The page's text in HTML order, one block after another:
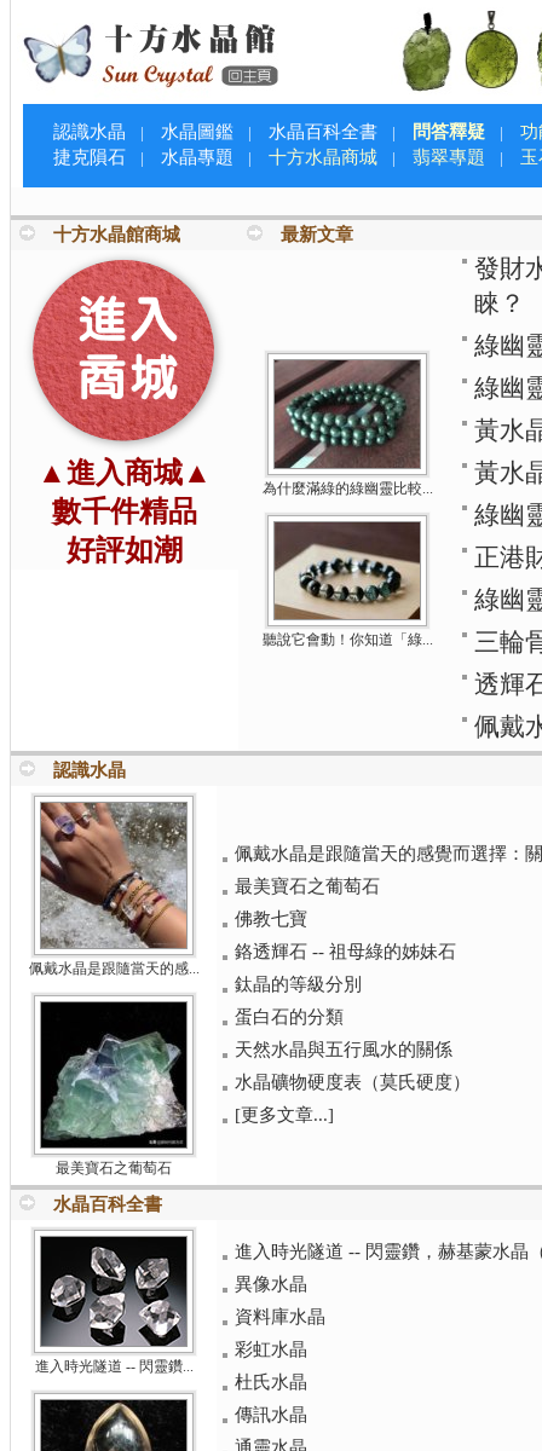
認識水晶 | 水晶圖鑑 | 水晶百科全書 | 問答釋疑 |
功
捷克隕石
| 水晶專題 | 十方水晶商城 | 翡翠專題 |
十方水晶館商城
▲進入商城▲
數千件精品
好評如潮
最新文章
為什麼滿綠的綠幽靈比較...
聽說它會動！你知道「綠...
發財
睞？
綠幽
綠幽
黃水
黃水
綠幽
正港
綠幽
三輪
透輝
佩戴
認識水晶
佩戴水晶是跟隨當天的感...
最美寶石之葡萄石
佩戴水晶是跟隨當天的感覺而選擇：
最美寶石之葡萄石
佛教七寶
鉻透輝石 -- 祖母綠的姊妹石
鈦晶的等級分別
蛋白石的分類
天然水晶與五行風水的關係
水晶礦物硬度表（莫氏硬度）
[更多文章...]
水晶百科全書
進入時光隧道 -- 閃靈鑽...
進入時光隧道 -- 閃靈鑽，赫基蒙水晶
異像水晶
資料庫水晶
彩虹水晶
杜氏水晶
傳訊水晶